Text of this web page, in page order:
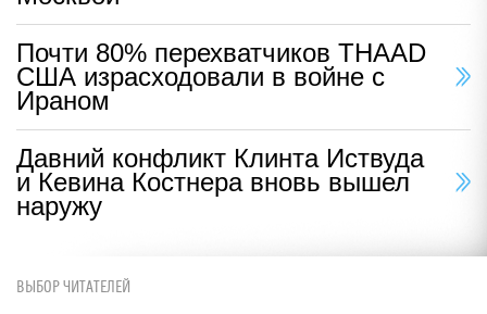
Почти 80% перехватчиков THAAD
США израсходовали в войне с
Ираном
Давний конфликт Клинта Иствуда
и Кевина Костнера вновь вышел
наружу
ВЫБОР ЧИТАТЕЛЕЙ